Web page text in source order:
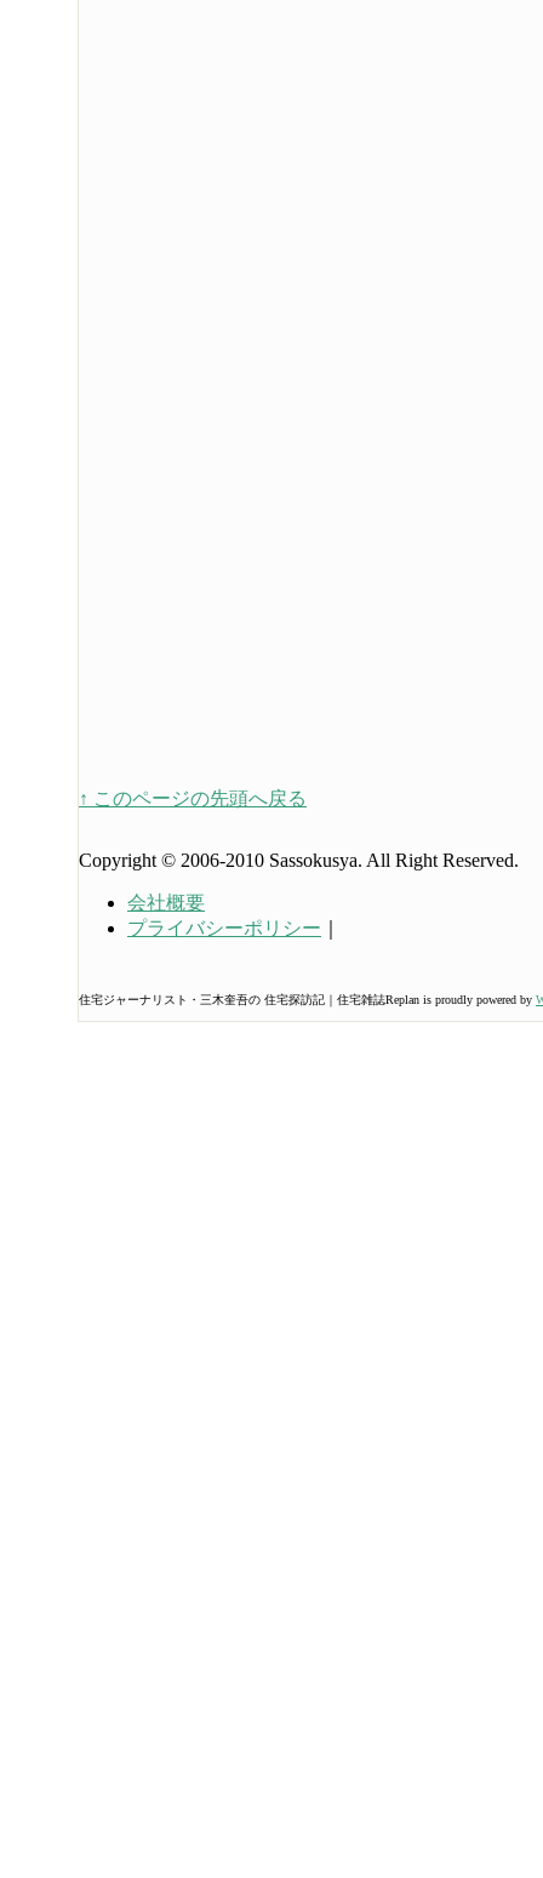
↑ このページの先頭へ戻る
Copyright © 2006-2010 Sassokusya. All Right Reserved.
会社概要
プライバシーポリシー
住宅ジャーナリスト・三木奎吾の 住宅探訪記｜住宅雑誌Replan is proudly powered by